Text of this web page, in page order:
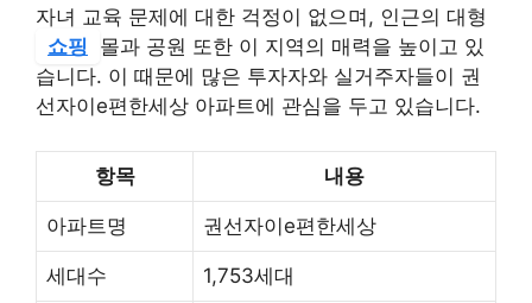
자녀 교육 문제에 대한 걱정이 없으며, 인근의 대형
쇼핑
몰과 공원 또한 이 지역의 매력을 높이고 있
습니다. 이 때문에 많은 투자자와 실거주자들이 권
선자이e편한세상 아파트에 관심을 두고 있습니다.
항목 내용
아파트명 권선자이e편한세상
세대수 1,753세대